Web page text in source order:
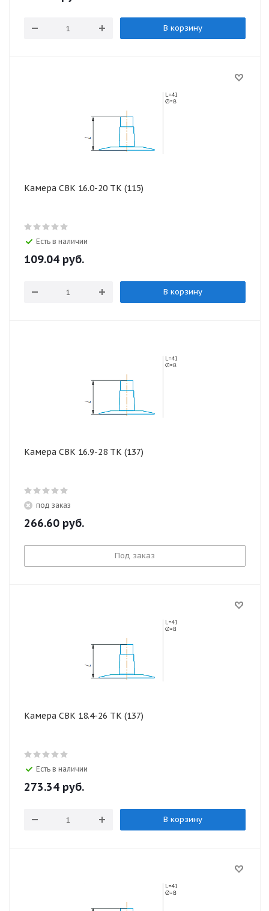
В корзину
Камера СВК 16.0-20 ТК (115)
Есть в наличии
109.04 руб.
В корзину
Камера СВК 16.9-28 ТК (137)
под заказ
266.60 руб.
Под заказ
Камера СВК 18.4-26 ТК (137)
Есть в наличии
273.34 руб.
В корзину